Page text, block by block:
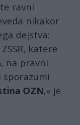
ravni
nikakor
dejstva:
katere
, na pravni
sporazumi
OZN,« je